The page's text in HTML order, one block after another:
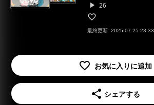
play_arrow 26
最終更新: 2025-07-25
share シェアする